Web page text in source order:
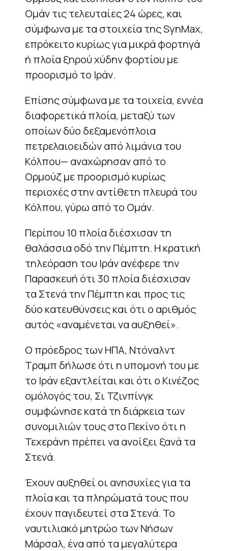
Ομάν τις τελευταίες 24 ώρες, και
σύμφωνα με τα στοιχεία της SynMax,
επρόκειτο κυρίως για μικρά φορτηγά
ή πλοία ξηρού χύδην φορτίου με
προορισμό το Ιράν.
Επίσης σύμφωνα με τα τοιχεία, εννέα
διαφορετικά πλοία, μεταξύ των
οποίων δύο δεξαμενόπλοια
πετρελαιοειδών από λιμάνια του
Κόλπου— αναχώρησαν από το
Ορμούζ με προορισμό κυρίως
περιοχές στην αντίθετη πλευρά του
Κόλπου, γύρω από το Ομάν.
Περίπου 10 πλοία διέσχισαν τη
θαλάσσια οδό την Πέμπτη. Η κρατική
τηλεόραση του Ιράν ανέφερε την
Παρασκευή ότι 30 ⁠πλοία διέσχισαν
τα Στενά την Πέμπτη και προς τις
δύο κατευθύνσεις και ότι ο αριθμός
αυτός «αναμένεται να αυξηθεί».
Ο πρόεδρος των ΗΠΑ, Ντόναλντ
Τραμπ δήλωσε ότι η υπομονή του με
το ⁠Ιράν εξαντλείται και ότι ο Κινέζος
ομόλογός του, Σι Τζινπίνγκ
συμφώνησε κατά τη διάρκεια των
συνομιλιών τους στο Πεκίνο ότι η
Τεχεράνη πρέπει να ανοίξει ξανά τα
Στενά.
Έχουν αυξηθεί οι ανησυχίες για τα
πλοία και τα πληρώματά τους που
έχουν παγιδευτεί στα Στενά. Το
ναυτιλιακό μητρώο των Νήσων
Μάρσαλ, ένα από τα μεγαλύτερα